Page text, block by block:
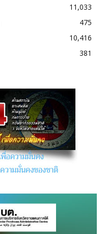
11,033
475
10,416
381